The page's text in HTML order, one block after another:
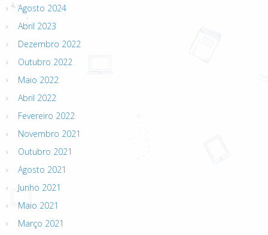
Agosto 2024
Abril 2023
Dezembro 2022
Outubro 2022
Maio 2022
Abril 2022
Fevereiro 2022
Novembro 2021
Outubro 2021
Agosto 2021
Junho 2021
Maio 2021
Março 2021